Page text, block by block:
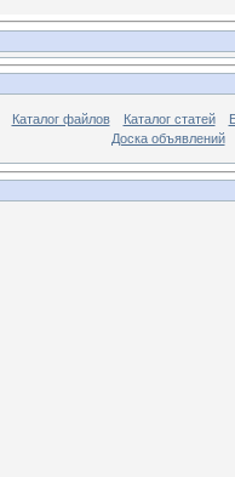
Каталог файлов Каталог статей
Доска объявлений